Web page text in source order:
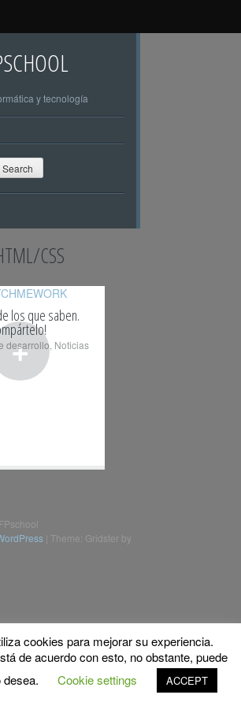
y tecnología
CSS
+
los que saben.
desarrollo, Noticias
Theme: Gridster by
cookies para mejorar su experiencia.
de acuerdo con esto, no obstante, puede
Cookie settings ACCEPT